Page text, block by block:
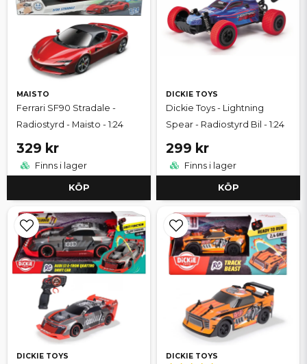
MAISTO
Ferrari SF90 Stradale -
Radiostyrd - Maisto - 1:24
329 kr
Finns i lager
KÖP
DICKIE TOYS
Dickie Toys - Lightning
Spear - Radiostyrd Bil - 1:24
299 kr
Finns i lager
KÖP
DICKIE TOYS DICKIE TOYS